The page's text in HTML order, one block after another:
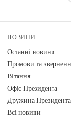
НОВИНИ
Останні новини
Промови та
Вiтання
Офіс Президента
Дружина Президента
Всі новини